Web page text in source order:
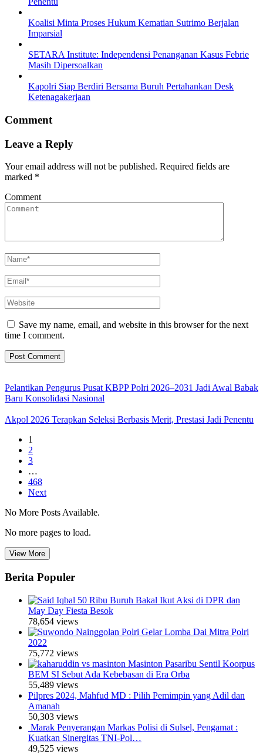
Koalisi Minta Proses Hukum Kematian Sutrimo Berjalan
Imparsial
SETARA Institute: Independensi Penanganan Kasus Febrie
Masih Dipersoalkan
Kapolri Siap Berdiri Bersama Buruh Pertahankan Desk
Ketenagakerjaan
Comment
Leave a Reply
Your email address will not be published. Required fields are
marked *
Comment
Save my name, email, and website in this browser for the next
time I comment.
Pelantikan Pengurus Pusat KBPP Polri 2026–2031 Jadi Awal Babak
Baru Konsolidasi Nasional
Akpol 2026 Terapkan Seleksi Berbasis Merit, Prestasi Jadi Penentu
1
2
3
…
468
Next
No More Posts Available.
No more pages to load.
View More
Berita Populer
50 Ribu Buruh Bakal Ikut Aksi di DPR dan
May Day Fiesta Besok
78,654 views
Polri Gelar Lomba Dai Mitra Polri
2022
75,772 views
Masinton Pasaribu Sentil Koorpus
BEM SI Sebut Ada Kebebasan di Era Orba
55,489 views
Pilpres 2024, Mahfud MD : Pilih Pemimpin yang Adil dan
Amanah
50,303 views
Marak Penyerangan Markas Polisi di Sulsel, Pengamat :
Kuatkan Sinergitas TNI-Pol…
49,525 views